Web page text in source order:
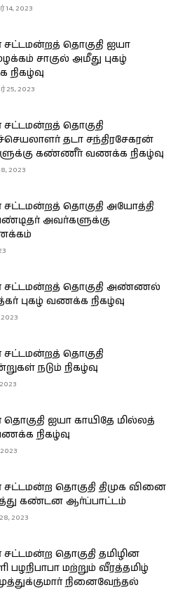
2023
சட்டமன்றத் தொகுதி ஐயா
சாகுல் அமீது புகழ்
2023
சட்டமன்றத் தொகுதி
தடா சந்திரசேகரன்
கண்ணீர் வணக்க நிகழ்வு
2023
சட்டமன்றத் தொகுதி அயோத்தி
அவர்களுக்கு
சட்டமன்றத் தொகுதி அண்ணல்
புகழ் வணக்க நிகழ்வு
சட்டமன்றத் தொகுதி
நடும் நிகழ்வு
தொகுதி ஐயா காயிதே மில்லத்
நிகழ்வு
சட்டமன்ற தொகுதி திமுக வினை
கண்டன ஆர்ப்பாட்டம்
2023
சட்டமன்ற தொகுதி தமிழின
பழநிபாபா மற்றும் வீரத்தமிழ்
நினைவேந்தல்